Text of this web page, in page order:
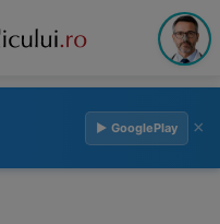
▶ GooglePlay ×